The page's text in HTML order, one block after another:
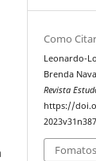
Como Citar
Leonardo-
Brenda
Revista
https://